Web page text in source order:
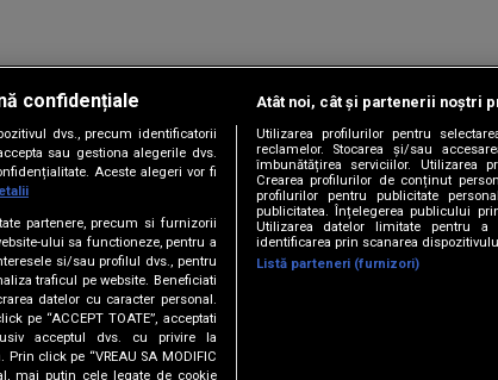
Copyright © 2026 / DIGI ROMANIA S.A.
preferințele|Termeni și condiții |Politica de confidențialitate|
Urmărește-ne și pe
confidențiale
dvs., precum identificatorii
sau gestiona alegerile dvs.
Aceste alegeri vor fi
partenere, precum si furnizorii
ului sa functioneze, pentru a
si/sau profilul dvs., pentru
traficul pe website. Beneficiati
datelor cu caracter personal.
pe “ACCEPT TOATE”, acceptati
acceptul dvs. cu privire la
click pe “VREAU SA MODIFIC
mai putin cele legate de cookie
Atât noi, cât și partenerii noștri
Utilizarea profilurilor pentru
reclamelor. Stocarea și/sau
îmbunătățirea serviciilor. Utilizarea
Crearea profilurilor de conținut
profilurilor pentru publicitate
publicitatea. Înțelegerea publicului
Utilizarea datelor limitate pentru
identificarea prin scanarea
Listă parteneri (furnizori)